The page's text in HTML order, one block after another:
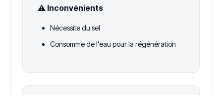
⚠️ Inconvénients
Nécessite du sel
Consomme de l'eau pour la régénération